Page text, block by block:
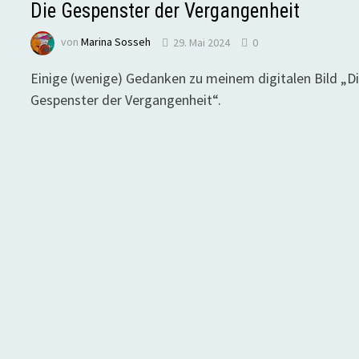
Die Gespenster der Vergangenheit
vonMarina Sosseh 29. Mai 2024 0
Einige (wenige) Gedanken zu meinem digitalen Bild
Gespenster der Vergangenheit“.